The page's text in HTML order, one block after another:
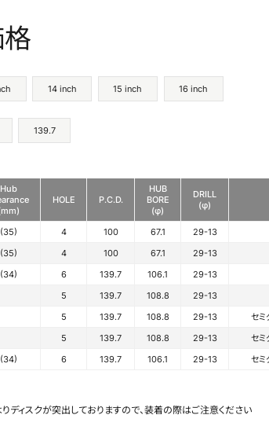
14 inch 15 inch 16 inch
139.7
Hub
HOLE P.C.D.
HUB
BORE
(φ)
DRILL
(φ)
(35) 4 100 67.1 29-13
(35) 4 100 67.1 29-13
(34) 6 139.7 106.1 29-13
5 139.7 108.8 29-13
5 139.7 108.8 29-13 セミ
5 139.7 108.8 29-13 セミ
(34) 6 139.7 106.1 29-13 セミ
りディスクが突出しておりますので、装着の際はご注意ください